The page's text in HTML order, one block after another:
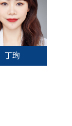
丁珣